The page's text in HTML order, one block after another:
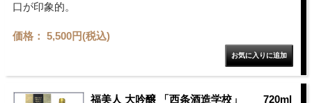
口が印象的。
価格： 5,500円(税込)
福美人 大吟醸 「西条酒造学校」 720ml